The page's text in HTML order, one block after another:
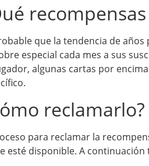
que la tendencia de
especial cada mes a sus
algunas cartas por
reclamarlo?
para reclamar la
esté disponible. A